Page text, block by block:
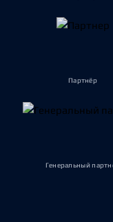
Партнёр
Генеральный